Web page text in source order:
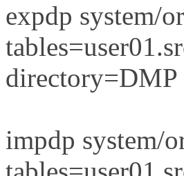
expdp system/
impdp system/